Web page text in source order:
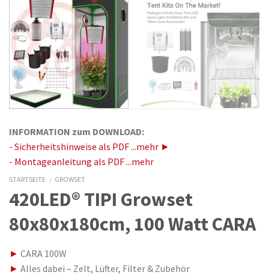
INFORMATION zum DOWNLOAD:
- Sicherheitshinweise als PDF ...mehr ►
- Montageanleitung als PDF ...mehr
STARTSEITE / GROWSET
420LED® TIPI Growset
80x80x180cm, 100 Watt CARA
► CARA 100W
► Alles dabei – Zelt, Lüfter, Filter & Zubehör